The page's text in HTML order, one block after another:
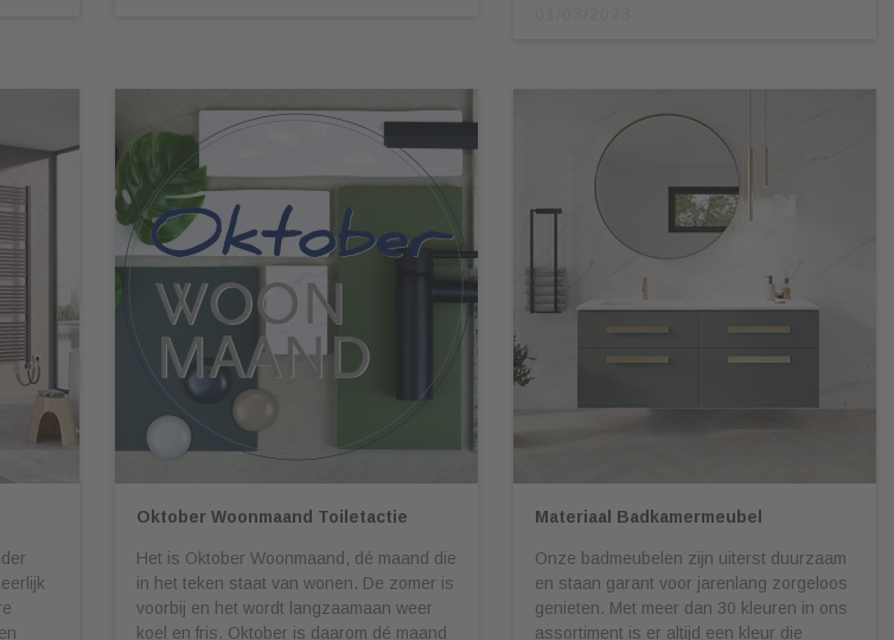
Oktober Woonmaand Toiletactie
Het is Oktober Woonmaand, dé maand die
in het teken staat van wonen. De zomer is
voorbij en het wordt langzaamaan weer
koel en fris. Oktober is daarom dé maand
Materiaal Badkamermeubel
Onze badmeubelen zijn uiterst duurzaam
en staan garant voor jarenlang zorgeloos
genieten. Met meer dan 30 kleuren in ons
assortiment is er altijd een kleur die